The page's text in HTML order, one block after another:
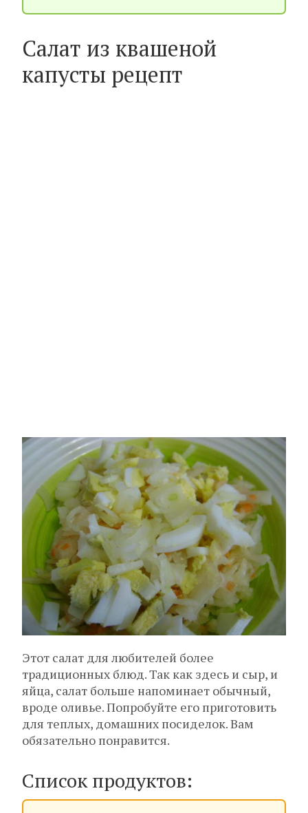
Салат из квашеной
капусты рецепт
Этот салат для любителей более
традиционных блюд. Так как здесь и сыр, и
яйца, салат больше напоминает обычный,
вроде оливье. Попробуйте его приготовить
для теплых, домашних посиделок. Вам
обязательно понравится.
Список продуктов: